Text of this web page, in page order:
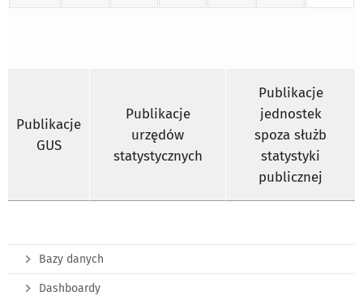
Publikacje
GUS
Publikacje
urzędów
statystycznych
Publikacje
jednostek
spoza służb
statystyki
publicznej
Bazy danych
Dashboardy